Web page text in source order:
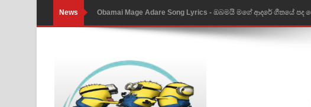
News Obamai Mage Adare Song Lyrics - ඔබමයි මගේ ආදරේ ගීතයේ පද
Pansal Gihin Song Lyrics - පන්සල් ගිහිං ගීතයේ පද පෙළ
Ankeliya Song Lyrics - අංකෙළිය ගීතයේ පද පෙළ
DEAR GOD Song Lyrics - ඩියර් ගෝඩ් ගීතයේ පද පෙළ